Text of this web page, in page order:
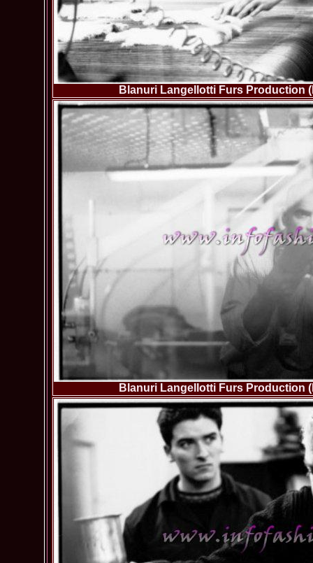
Blanuri Langellotti Furs Production
Blanuri Langellotti Furs Production